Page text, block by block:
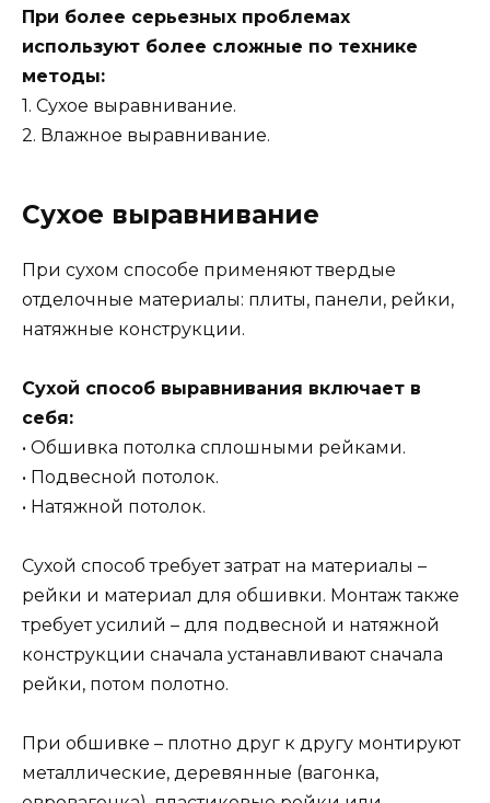
При более серьезных проблемах
используют более сложные по технике
методы:
1. Сухое выравнивание.
2. Влажное выравнивание.
Сухое выравнивание
При сухом способе применяют твердые
отделочные материалы: плиты, панели, рейки,
натяжные конструкции.
Сухой способ выравнивания включает в
себя:
• Обшивка потолка сплошными рейками.
• Подвесной потолок.
• Натяжной потолок.
Сухой способ требует затрат на материалы –
рейки и материал для обшивки. Монтаж также
требует усилий – для подвесной и натяжной
конструкции сначала устанавливают сначала
рейки, потом полотно.
При обшивке – плотно друг к другу монтируют
металлические, деревянные (вагонка,